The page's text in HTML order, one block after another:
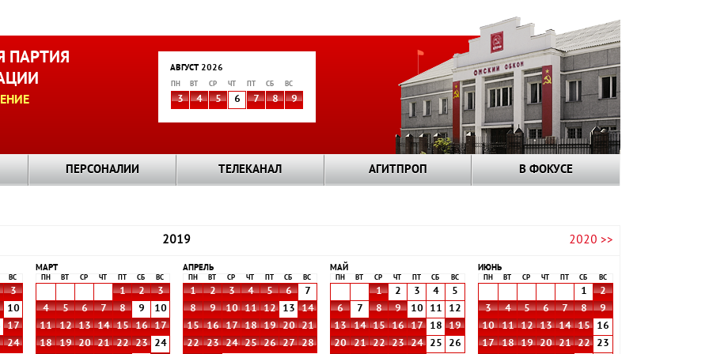
ПАРТИЯ
АВГУСТ 2026
ПН ВТ СР ЧТ СБ ВС
3 4 5 6 7 8 9
ПЕРСОНАЛИИ ТЕЛЕКАНАЛ АГИТПРОП В ФОКУСЕ
2019 2020 >>
ВС
3
10
17
24
МАРТ
ПН ВТ СР ЧТ СБ ВС
1 2
3
4
5 6 7 8 9
10
11
12 13 14 15 16
17
18
19 20 21 22 23
24
АПРЕЛЬ
ПН ВТ СР ЧТ СБ ВС
1 2 3 4 5 6
7
8
9 10 11 12 13
14
15
16 17 18 19 20
21
22
23 24 25 26 27
28
МАЙ
ПН ВТ СР ЧТ СБ ВС
1 2 3 4
5
6
7 8 9 10 11
12
13
14 15 16 17 18
19
20
21 22 23 24 25
26
ИЮНЬ
ПН ВТ СР ЧТ СБ ВС
1
2
3
4 5 6 7 8
9
10
11 12 13 14 15
16
17
18 19 20 21 22
23